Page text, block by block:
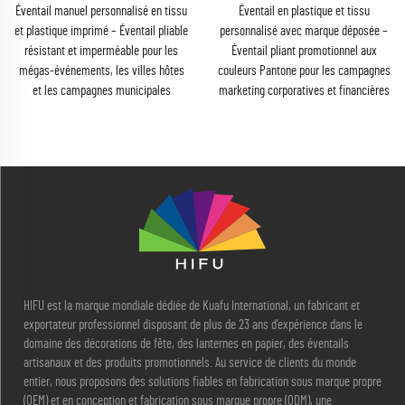
Éventail manuel personnalisé en tissu
et plastique imprimé – Éventail pliable
résistant et imperméable pour les
mégas-événements, les villes hôtes
et les campagnes municipales
Éventail en plastique et tissu
personnalisé avec marque déposée –
Éventail pliant promotionnel aux
couleurs Pantone pour les campagnes
marketing corporatives et financières
HIFU est la marque mondiale dédiée de Kuafu International, un fabricant et
exportateur professionnel disposant de plus de 23 ans d’expérience dans le
domaine des décorations de fête, des lanternes en papier, des éventails
artisanaux et des produits promotionnels. Au service de clients du monde
entier, nous proposons des solutions fiables en fabrication sous marque propre
(OEM) et en conception et fabrication sous marque propre (ODM), une